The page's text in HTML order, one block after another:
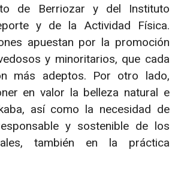
de Berriozar y del Instituto
y de la Actividad Física.
apuestan por la promoción
y minoritarios, que cada
más adeptos. Por otro lado,
en valor la belleza natural e
así como la necesidad de
y sostenible de los
también en la práctica